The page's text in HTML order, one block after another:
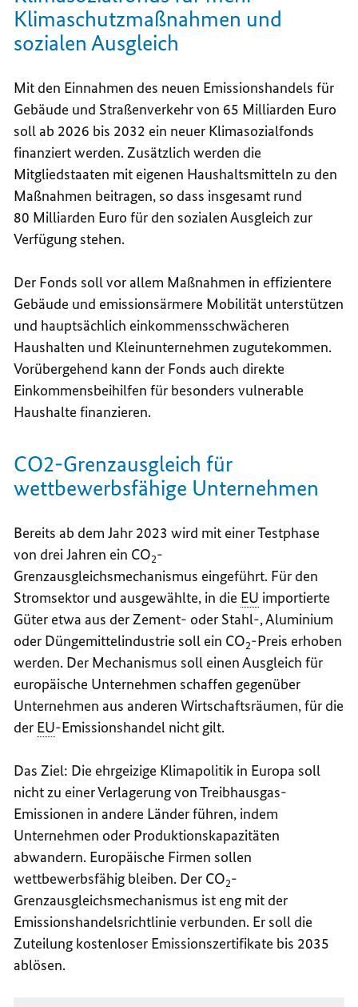
Klimaschutzmaßnahmen und
sozialen Ausgleich
Mit den Einnahmen des neuen Emissionshandels für
Gebäude und Straßenverkehr von 65 Milliarden Euro
soll ab 2026 bis 2032 ein neuer Klimasozialfonds
finanziert werden. Zusätzlich werden die
Mitgliedstaaten mit eigenen Haushaltsmitteln zu den
Maßnahmen beitragen, so dass insgesamt rund
80 Milliarden Euro für den sozialen Ausgleich zur
Verfügung stehen.
Der Fonds soll vor allem Maßnahmen in effizientere
Gebäude und emissionsärmere Mobilität unterstützen
und hauptsächlich einkommensschwächeren
Haushalten und Kleinunternehmen zugutekommen.
Vorübergehend kann der Fonds auch direkte
Einkommensbeihilfen für besonders vulnerable
Haushalte finanzieren.
CO2-Grenzausgleich für
wettbewerbsfähige Unternehmen
Bereits ab dem Jahr 2023 wird mit einer Testphase
von drei Jahren ein CO2-
Grenzausgleichsmechanismus eingeführt. Für den
Stromsektor und ausgewählte, in die EU importierte
Güter etwa aus der Zement- oder Stahl-, Aluminium
oder Düngemittelindustrie soll ein CO2-Preis erhoben
werden. Der Mechanismus soll einen Ausgleich für
europäische Unternehmen schaffen gegenüber
Unternehmen aus anderen Wirtschaftsräumen, für die
der EU-Emissionshandel nicht gilt.
Das Ziel: Die ehrgeizige Klimapolitik in Europa soll
nicht zu einer Verlagerung von Treibhausgas-
Emissionen in andere Länder führen, indem
Unternehmen oder Produktionskapazitäten
abwandern. Europäische Firmen sollen
wettbewerbsfähig bleiben. Der CO2-
Grenzausgleichsmechanismus ist eng mit der
Emissionshandelsrichtlinie verbunden. Er soll die
Zuteilung kostenloser Emissionszertifikate bis 2035
ablösen.